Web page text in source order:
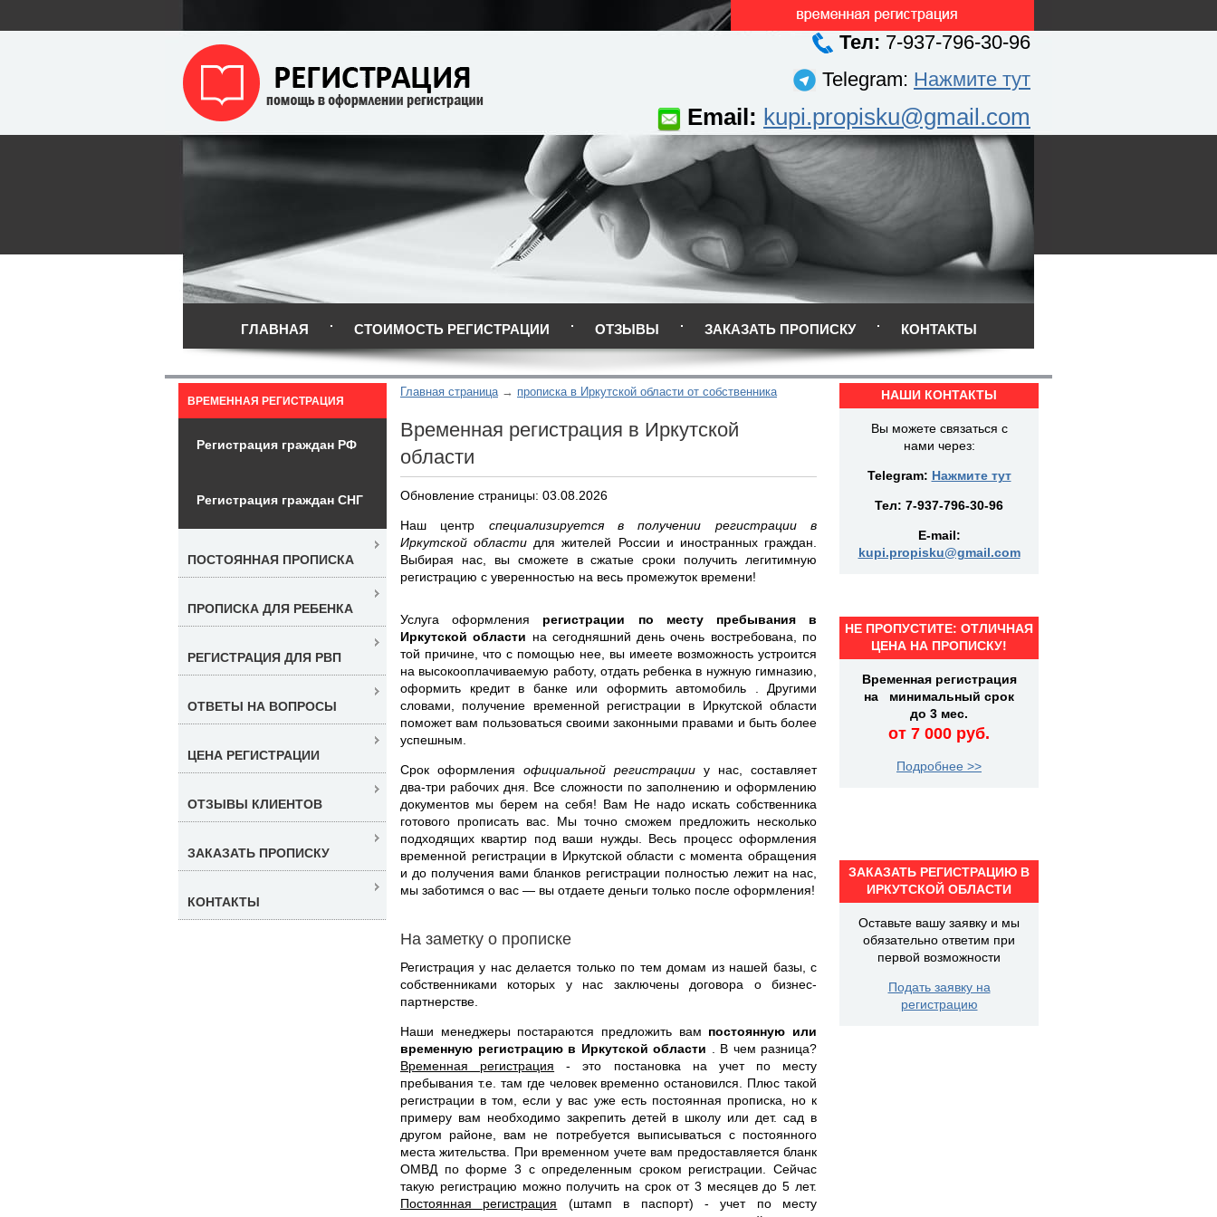
Тел: 7-937-796-30-96
Telegram: Нажмите тут
Email: kupi.propisku@gmail.com
ГЛАВНАЯ СТОИМОСТЬ РЕГИСТРАЦИИ ОТЗЫВЫ ЗАКАЗАТЬ ПРОПИСКУ КОНТАКТЫ
Главная страница прописка в Иркутской области от собственника
Временная регистрация в Иркутской
области
Обновление страницы: 03.08.2026
Наш центр специализируется в получении регистрации в
Иркутской области для жителей России и иностранных граждан.
Выбирая нас, вы сможете в сжатые сроки получить легитимную
регистрацию с уверенностью на весь промежуток времени!
Услуга оформления регистрации по месту пребывания в
Иркутской области на сегодняшний день очень востребована, по
той причине, что с помощью нее, вы имеете возможность устроится
на высокооплачиваемую работу, отдать ребенка в нужную гимназию,
оформить кредит в банке или оформить автомобиль . Другими
словами, получение временной регистрации в Иркутской области
поможет вам пользоваться своими законными правами и быть более
успешным.
Срок оформления официальной регистрации у нас, составляет
два-три рабочих дня. Все сложности по заполнению и оформлению
документов мы берем на себя! Вам Не надо искать собственника
готового прописать вас. Мы точно сможем предложить несколько
подходящих квартир под ваши нужды. Весь процесс оформления
временной регистрации в Иркутской области с момента обращения
и до получения вами бланков регистрации полностью лежит на нас,
мы заботимся о вас — вы отдаете деньги только после оформления!
На заметку о прописке
Регистрация у нас делается только по тем домам из нашей базы, с
собственниками которых у нас заключены договора о бизнес-
партнерстве.
Наши менеджеры постараются предложить вам постоянную или
временную регистрацию в Иркутской области
. В чем разница?
Временная регистрация - это постановка на учет по месту
пребывания т.е. там где человек временно остановился. Плюс такой
регистрации в том, если у вас уже есть постоянная прописка, но к
примеру вам необходимо закрепить детей в школу или дет. сад в
другом районе, вам не потребуется выписываться с постоянного
места жительства. При временном учете вам предоставляется бланк
ОМВД по форме 3 с определенным сроком регистрации. Сейчас
такую регистрацию можно получить на срок от 3 месяцев до 5 лет.
Постоянная регистрация (штамп в паспорт) - учет по месту
ВРЕМЕННАЯ РЕГИСТРАЦИЯ
Регистрация граждан РФ
Регистрация граждан СНГ
ПОСТОЯННАЯ ПРОПИСКА
ПРОПИСКА ДЛЯ РЕБЕНКА
РЕГИСТРАЦИЯ ДЛЯ РВП
ОТВЕТЫ НА ВОПРОСЫ
ЦЕНА РЕГИСТРАЦИИ
ОТЗЫВЫ КЛИЕНТОВ
ЗАКАЗАТЬ ПРОПИСКУ
КОНТАКТЫ
НАШИ КОНТАКТЫ
Вы можете связаться с
нами через:
Telegram: Нажмите тут
Тел: 7-937-796-30-96
E-mail:
kupi.propisku@gmail.com
НЕ ПРОПУСТИТЕ: ОТЛИЧНАЯ
ЦЕНА НА ПРОПИСКУ!
Временная регистрация
на минимальный срок
до 3 мес.
от 7 000 руб.
Подробнее >>
ЗАКАЗАТЬ РЕГИСТРАЦИЮ В
ИРКУТСКОЙ ОБЛАСТИ
Оставьте вашу заявку и мы
обязательно ответим при
первой возможности
Подать заявку на
регистрацию